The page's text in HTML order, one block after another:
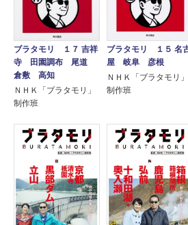
ブラタモリ １７ 吉祥
寺 田園調布 尾道
倉敷 高知
ＮＨＫ「ブラタモリ」
制作班
ブラタモリ １５ 名
屋 岐阜 彦根
ＮＨＫ「ブラタモリ」
制作班